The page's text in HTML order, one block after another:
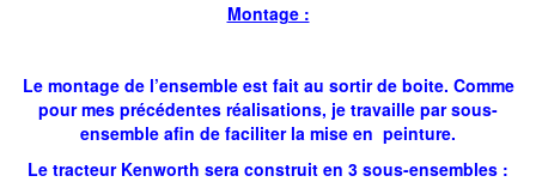
Montage :
Le montage de l’ensemble est fait au sortir de boite. Comme
pour mes précédentes réalisations, je travaille par sous-
ensemble afin de faciliter la mise en peinture.
Le tracteur Kenworth sera construit en 3 sous-ensembles :